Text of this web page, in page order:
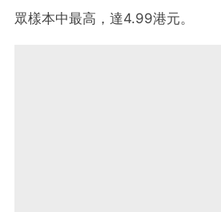
眾樣本中最高，達4.99港元。